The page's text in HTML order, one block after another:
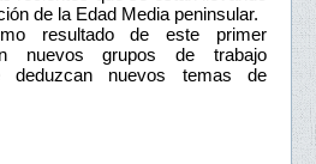
de la Edad Media peninsular.
resultado de este primer
nuevos grupos de trabajo
deduzcan nuevos temas de